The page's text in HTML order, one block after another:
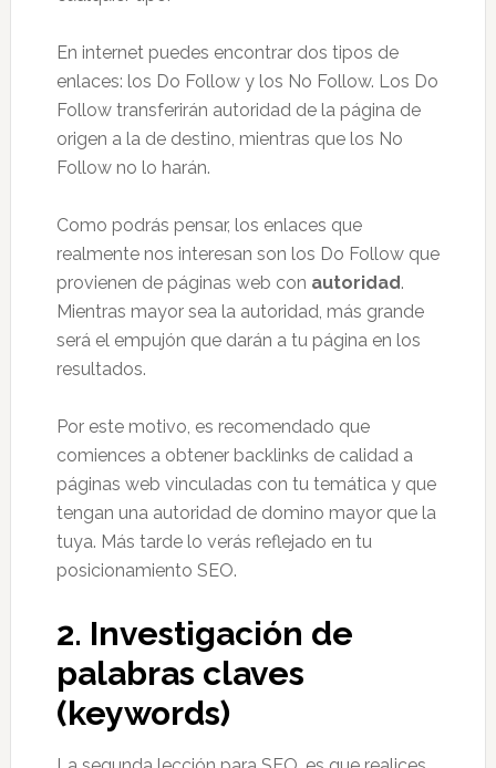
En internet puedes encontrar dos tipos de
enlaces: los Do Follow y los No Follow. Los Do
Follow transferirán autoridad de la página de
origen a la de destino, mientras que los No
Follow no lo harán.
Como podrás pensar, los enlaces que
realmente nos interesan son los Do Follow que
provienen de páginas web con autoridad.
Mientras mayor sea la autoridad, más grande
será el empujón que darán a tu página en los
resultados.
Por este motivo, es recomendado que
comiences a obtener backlinks de calidad a
páginas web vinculadas con tu temática y que
tengan una autoridad de domino mayor que la
tuya. Más tarde lo verás reflejado en tu
posicionamiento SEO.
2. Investigación de
palabras claves
(keywords)